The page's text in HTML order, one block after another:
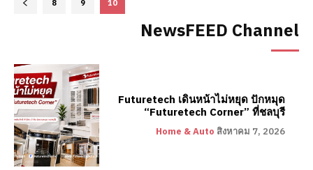
8 9 10
NewsFEED Channel
Futuretech เดินหน้าไม่หยุด ปักหมุด
“Futuretech Corner” ที่ชลบุรี
Home & Auto สิงหาคม 7, 2026